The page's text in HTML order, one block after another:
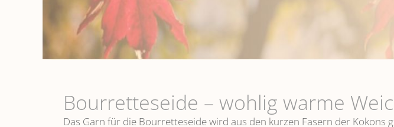
Bourretteseide – wohlig warme
Das Garn für die Bourretteseide wird aus den kurzen Fasern der